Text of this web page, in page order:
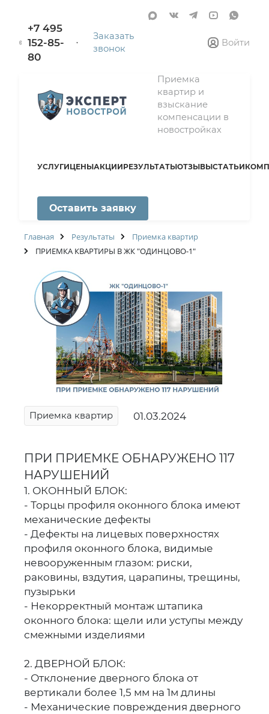
+7 495
152-85-
80
Заказать
звонок
Войти
Приемка
квартир и
взыскание
компенсации в
новостройках
УСЛУГИЦЕНЫАКЦИИРЕЗУЛЬТАТЫОТЗЫВЫСТАТЬИ
Оставить заявку
Главная Результаты
Приемка квартир
ПРИЕМКА КВАРТИРЫ В ЖК "ОДИНЦОВО-1"
Приемка квартир 01.03.2024
ПРИ ПРИЕМКЕ ОБНАРУЖЕНО 117
НАРУШЕНИЙ
1. ОКОННЫЙ БЛОК:
- Торцы профиля оконного блока имеют
механические дефекты
- Дефекты на лицевых поверхностях
профиля оконного блока, видимые
невооруженным глазом: риски,
раковины, вздутия, царапины, трещины,
пузырьки
- Некорректный монтаж штапика
оконного блока: щели или уступы между
смежными изделиями
2. ДВЕРНОЙ БЛОК:
- Отклонение дверного блока от
вертикали более 1,5 мм на 1м длины
- Механические повреждения дверного